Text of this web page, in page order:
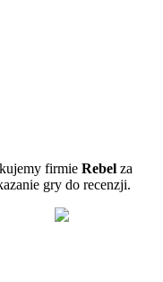
firmie Rebel za
gry do recenzji.